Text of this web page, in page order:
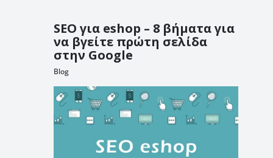
SEO για eshop – 8 βήματα για
να βγείτε πρώτη σελίδα
στην Google
Blog